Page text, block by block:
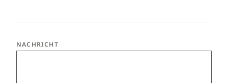
NACHRICHT